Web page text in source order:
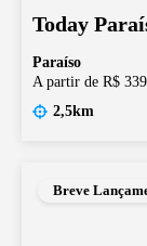
Today
Paraíso
A partir de R$
2,5km
Breve